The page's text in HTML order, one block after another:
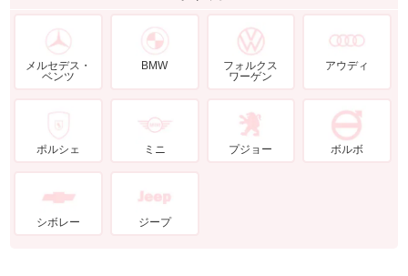
メルセデス・
ベンツ
BMW
フォルクス
ワーゲン
アウディ
ポルシェ ミニ プジョー ボルボ
シボレー ジープ